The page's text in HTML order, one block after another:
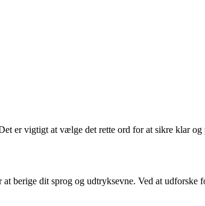
er vigtigt at vælge det rette ord for at sikre klar
berige dit sprog og udtryksevne. Ved at